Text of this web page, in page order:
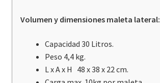
Volumen y dimensiones maleta lateral:
Capacidad 30 Litros.
Peso 4,4 kg.
L x A x H 48 x 38 x 22 cm.